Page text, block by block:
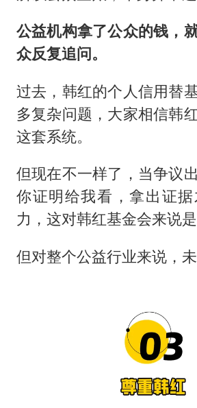
公益机构拿了公众的钱，
众反复追问。
过去，韩红的个人信用替
多复杂问题，大家相信韩
这套系统。
但现在不一样了，当争议
你证明给我看，拿出证
力，这对韩红基金会来说是
但对整个公益行业来说，未